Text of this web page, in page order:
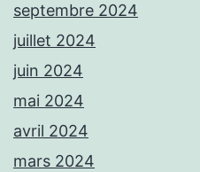
septembre 2024
juillet 2024
juin 2024
mai 2024
avril 2024
mars 2024